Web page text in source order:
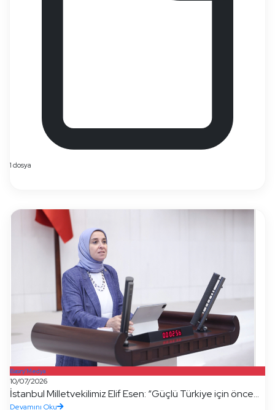
1 dosya
Basın/Medya
10/07/2026
İstanbul Milletvekilimiz Elif Esen: “Güçlü Türkiye için önce...
Devamını Oku